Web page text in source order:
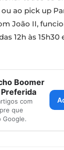
ou ao pick up
João II,
12h às 15h30
Boomer
com
que
Google.